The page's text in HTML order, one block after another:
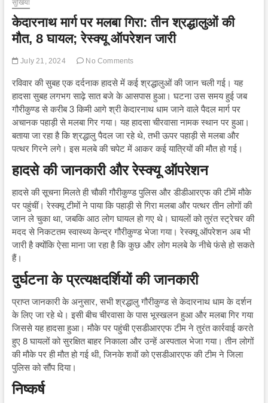
सुर्खियां
केदारनाथ मार्ग पर मलबा गिरा: तीन श्रद्धालुओं की
मौत, 8 घायल; रेस्क्यू ऑपरेशन जारी
July 21, 2024 No Comments
रविवार की सुबह एक दर्दनाक हादसे में कई श्रद्धालुओं की जान चली गई। यह
हादसा सुबह लगभग साढ़े सात बजे के आसपास हुआ। घटना उस समय हुई जब
गौरीकुण्ड से करीब 3 किमी आगे श्री केदारनाथ धाम जाने वाले पैदल मार्ग पर
अचानक पहाड़ी से मलबा गिर गया। यह हादसा चीरवासा नामक स्थान पर हुआ।
बताया जा रहा है कि श्रद्धालु पैदल जा रहे थे, तभी ऊपर पहाड़ी से मलबा और
पत्थर गिरने लगे। इस मलबे की चपेट में आकर कई यात्रियों की मौत हो गई।
हादसे की जानकारी और रेस्क्यू ऑपरेशन
हादसे की सूचना मिलते ही चौकी गौरीकुण्ड पुलिस और डीडीआरएफ की टीमें मौके
पर पहुंचीं। रेस्क्यू टीमों ने पाया कि पहाड़ी से गिरा मलबा और पत्थर तीन लोगों की
जान ले चुका था, जबकि आठ लोग घायल हो गए थे। घायलों को तुरंत स्ट्रेचर की
मदद से निकटतम स्वास्थ्य केन्द्र गौरीकुण्ड भेजा गया। रेस्क्यू ऑपरेशन अब भी
जारी है क्योंकि ऐसा माना जा रहा है कि कुछ और लोग मलबे के नीचे फंसे हो सकते
हैं।
दुर्घटना के प्रत्यक्षदर्शियों की जानकारी
प्राप्त जानकारी के अनुसार, सभी श्रद्धालु गौरीकुण्ड से केदारनाथ धाम के दर्शन
के लिए जा रहे थे। इसी बीच चीरवासा के पास भूस्खलन हुआ और मलबा गिर गया
जिससे यह हादसा हुआ। मौके पर पहुंची एसडीआरएफ टीम ने तुरंत कार्रवाई करते
हुए 8 घायलों को सुरक्षित बाहर निकाला और उन्हें अस्पताल भेजा गया। तीन लोगों
की मौके पर ही मौत हो गई थी, जिनके शवों को एसडीआरएफ की टीम ने जिला
पुलिस को सौंप दिया।
निष्कर्ष